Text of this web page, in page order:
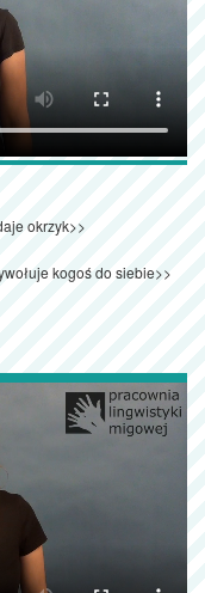
okrzyk>>
kogoś do siebie>>